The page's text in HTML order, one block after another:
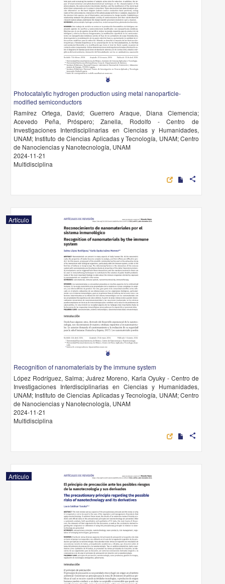
Photocatalytic hydrogen production using metal nanoparticle-
modified semiconductors
Ramírez Ortega, David; Guerrero Araque, Diana Clemencia;
Acevedo Peña, Próspero; Zanella, Rodolfo - Centro de
Investigaciones Interdisciplinarias en Ciencias y Humanidades,
UNAM; Instituto de Ciencias Aplicadas y Tecnología, UNAM; Centro
de Nanociencias y Nanotecnología, UNAM
2024-11-21
Multidisciplina
share
Artículo
Recognition of nanomaterials by the immune system
López Rodríguez, Salma; Juárez Moreno, Karla Oyuky - Centro de
Investigaciones Interdisciplinarias en Ciencias y Humanidades,
UNAM; Instituto de Ciencias Aplicadas y Tecnología, UNAM; Centro
de Nanociencias y Nanotecnología, UNAM
2024-11-21
Multidisciplina
share
Artículo